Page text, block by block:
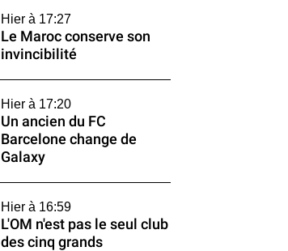
Hier à 17:27
Le Maroc conserve son
invincibilité
Hier à 17:20
Un ancien du FC
Barcelone change de
Galaxy
Hier à 16:59
L'OM n'est pas le seul club
des cinq grands